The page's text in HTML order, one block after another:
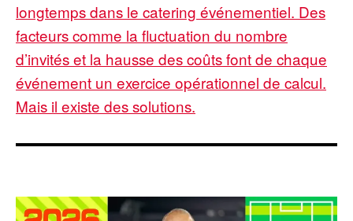
longtemps dans le catering événementiel. Des
facteurs comme la fluctuation du nombre
d’invités et la hausse des coûts font de chaque
événement un exercice opérationnel de calcul.
Mais il existe des solutions.